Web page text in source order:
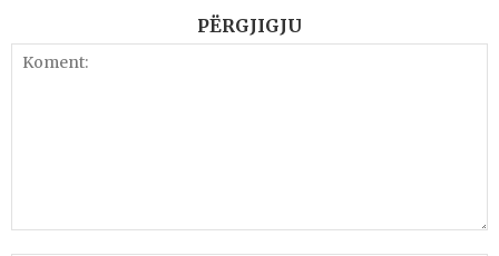
PËRGJIGJU